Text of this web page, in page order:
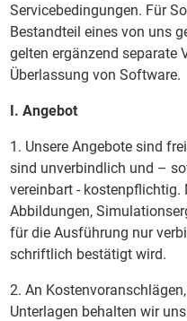
Servicebedingungen. Für
Bestandteil eines von uns
gelten ergänzend separate
Überlassung von Software.
I. Angebot
1. Unsere Angebote sind
sind unverbindlich und –
vereinbart - kostenpflichtig.
Abbildungen,
für die Ausführung nur
schriftlich bestätigt wird.
2. An
Unterlagen behalten wir